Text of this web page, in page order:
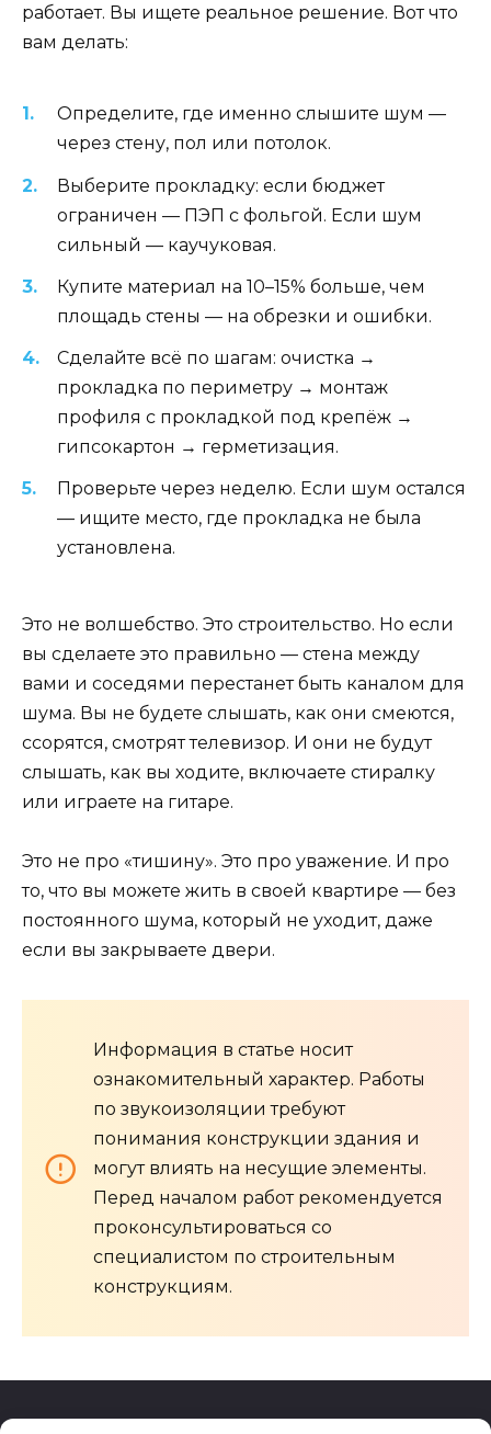
работает. Вы ищете реальное решение. Вот что
вам делать:
Определите, где именно слышите шум —
через стену, пол или потолок.
Выберите прокладку: если бюджет
ограничен — ПЭП с фольгой. Если шум
сильный — каучуковая.
Купите материал на 10–15% больше, чем
площадь стены — на обрезки и ошибки.
Сделайте всё по шагам: очистка →
прокладка по периметру → монтаж
профиля с прокладкой под крепёж →
гипсокартон → герметизация.
Проверьте через неделю. Если шум остался
— ищите место, где прокладка не была
установлена.
Это не волшебство. Это строительство. Но если
вы сделаете это правильно — стена между
вами и соседями перестанет быть каналом для
шума. Вы не будете слышать, как они смеются,
ссорятся, смотрят телевизор. И они не будут
слышать, как вы ходите, включаете стиралку
или играете на гитаре.
Это не про «тишину». Это про уважение. И про
то, что вы можете жить в своей квартире — без
постоянного шума, который не уходит, даже
если вы закрываете двери.
Информация в статье носит
ознакомительный характер. Работы
по звукоизоляции требуют
понимания конструкции здания и
могут влиять на несущие элементы.
Перед началом работ рекомендуется
проконсультироваться со
специалистом по строительным
конструкциям.